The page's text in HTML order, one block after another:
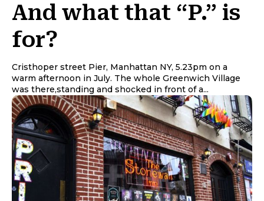
And what that “P.” is
for?
Cristhoper street Pier, Manhattan NY, 5.23pm on a
warm afternoon in July. The whole Greenwich Village
was there,standing and shocked in front of a...